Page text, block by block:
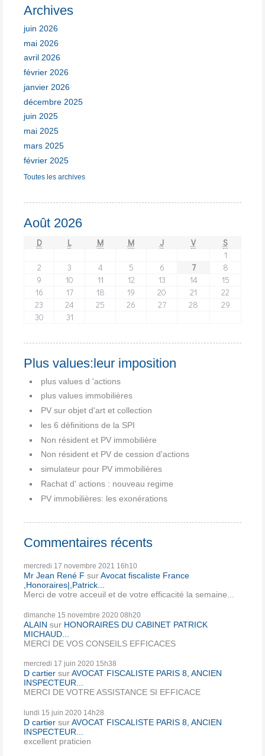
Archives
juin 2026
mai 2026
avril 2026
février 2026
janvier 2026
décembre 2025
juin 2025
mai 2025
mars 2025
février 2025
Toutes les archives
Août 2026
D L M M J V
S
1
2
3 4 5 6 7
8
9
10 11 12 13 14
15
16
17 18 19 20 21
22
23
24 25 26 27 28
29
30
31
Plus values:leur imposition
plus values d 'actions
plus values immobilières
PV sur objet d'art et collection
les 6 définitions de la SPI
Non résident et PV immobilière
Non résident et PV de cession d'actions
simulateur pour PV immobilières
Rachat d' actions : nouveau regime
PV immobilières: les exonérations
Commentaires récents
mercredi 17 novembre 2021 16h10
Mr Jean René F surAvocat fiscaliste France
,Honoraires|,Patrick...
Merci de votre acceuil et de votre efficacité la semaine...
dimanche 15 novembre 2020 08h20
ALAIN sur HONORAIRES DU CABINET PATRICK
MICHAUD...
MERCI DE VOS CONSEILS EFFICACES
mercredi 17 juin 2020 15h38
D cartier surAVOCAT FISCALISTE PARIS 8, ANCIEN
INSPECTEUR...
MERCI DE VOTRE ASSISTANCE SI EFFICACE
lundi 15 juin 2020 14h28
D cartier surAVOCAT FISCALISTE PARIS 8, ANCIEN
INSPECTEUR...
excellent praticien